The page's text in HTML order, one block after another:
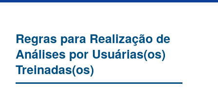
Regras para Realização de
Análises por Usuárias(os)
Treinadas(os)